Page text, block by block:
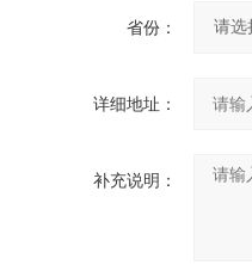
省份：
详细地址：
补充说明：